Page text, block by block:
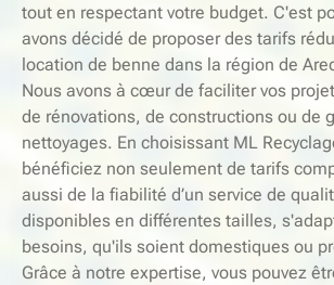
tout en respectant votre budget. C'est
avons décidé de proposer des tarifs
location de benne dans la région de
Nous avons à cœur de faciliter vos
de rénovations, de constructions ou de
nettoyages. En choisissant ML
bénéficiez non seulement de tarifs
aussi de la fiabilité d’un service de
disponibles en différentes tailles,
besoins, qu'ils soient domestiques ou
Grâce à notre expertise, vous pouvez